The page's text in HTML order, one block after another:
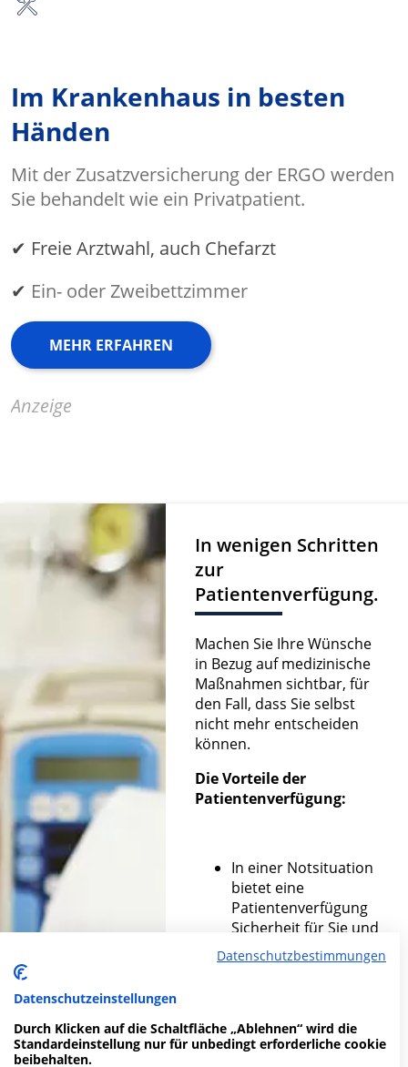
Im Krankenhaus in besten
Händen
Mit der Zusatzversicherung der ERGO werden
Sie behandelt wie ein Privatpatient.
✔ Freie Arztwahl, auch Chefarzt
✔ Ein- oder Zweibettzimmer
MEHR ERFAHREN
Anzeige
In wenigen Schritten
zur
Patientenverfügung.
Machen Sie Ihre Wünsche
in Bezug auf medizinische
Maßnahmen sichtbar, für
den Fall, dass Sie selbst
nicht mehr entscheiden
können.
Die Vorteile der
Patientenverfügung:
In einer Notsituation
bietet eine
Patientenverfügung
Sicherheit für Sie und
Ihre Angehörigen.
Die
und gibt Ihnen die
Sicherheit nach Ihren
Datenschutzbestimmungen
Datenschutzeinstellungen
Durch Klicken auf die Schaltfläche „Ablehnen“ wird die
Standardeinstellung nur für unbedingt erforderliche cookie
beibehalten.